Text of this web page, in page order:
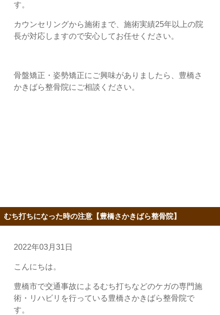
す。
カウンセリングから施術まで、施術実績25年以上の院
長が対応しますので安心してお任せください。
骨盤矯正・姿勢矯正にご興味がありましたら、豊橋さ
かきばら整骨院にご相談ください。
むち打ちになった時の注意【豊橋さかきばら整骨院】
2022年03月31日
こんにちは。
豊橋市で交通事故によるむち打ちなどのケガの専門施
術・リハビリを行っている豊橋さかきばら整骨院で
す。